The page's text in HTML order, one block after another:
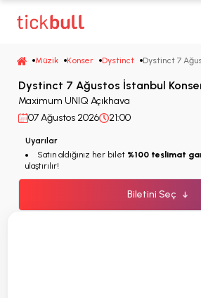
Müzik Konser Dystinct Dystinct 7
Dystinct 7 Ağustos İstanbul
Maximum UNIQ Açıkhava
07 Ağustos 2026
21:00
Uyarılar
Satın aldığınız her bilet %100 teslimat
ulaştırılır!
Biletini Seç ↓